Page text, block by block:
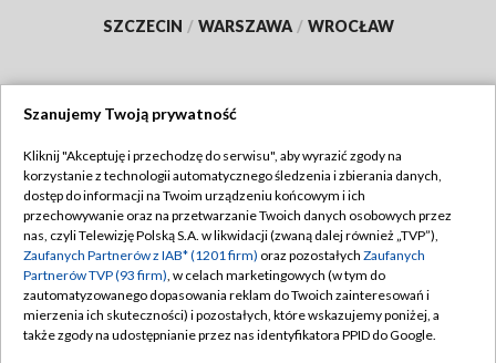
SZCZECIN / WARSZAWA / WROCŁAW
TVP
Abonament TVP
Emisja w TVP
Centrum informacji TVP
Naziemna Telewizja Cyfrowa
Regulamin TVP
Polityka prywatności
Moje zgody
Pomoc
Szanujemy Twoją prywatność
Kliknij "Akceptuję i przechodzę do serwisu", aby wyrazić zgody na
korzystanie z technologii automatycznego śledzenia i zbierania danych,
dostęp do informacji na Twoim urządzeniu końcowym i ich
przechowywanie oraz na przetwarzanie Twoich danych osobowych przez
nas, czyli Telewizję Polską S.A. w likwidacji (zwaną dalej również „TVP”),
Zaufanych Partnerów z IAB* (1201 firm) oraz pozostałych Zaufanych
Partnerów TVP (93 firm), w celach marketingowych (w tym do
zautomatyzowanego dopasowania reklam do Twoich zainteresowań i
mierzenia ich skuteczności) i pozostałych, które wskazujemy poniżej, a
także zgody na udostępnianie przez nas identyfikatora PPID do Google.